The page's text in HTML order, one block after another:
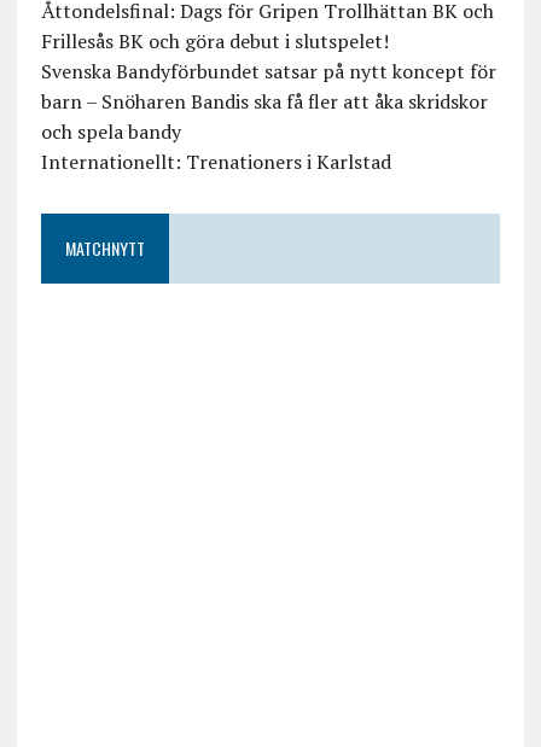
Åttondelsfinal: Dags för Gripen Trollhättan BK och
Frillesås BK och göra debut i slutspelet!
Svenska Bandyförbundet satsar på nytt koncept för
barn – Snöharen Bandis ska få fler att åka skridskor
och spela bandy
Internationellt: Trenationers i Karlstad
MATCHNYTT